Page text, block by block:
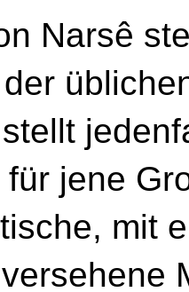
Narsê
für jene
mit